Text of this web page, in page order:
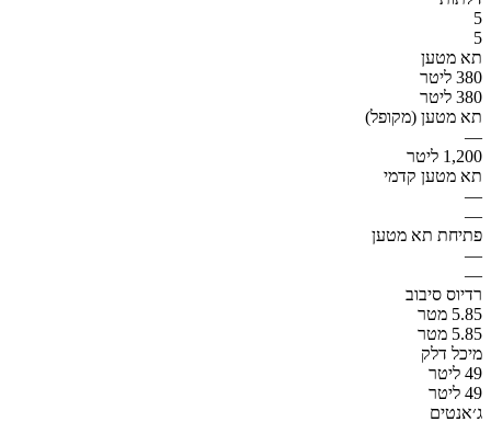
5
5
תא מטען
380 ליטר
380 ליטר
תא מטען (מקופל)
—
1,200 ליטר
תא מטען קדמי
—
—
פתיחת תא מטען
—
—
רדיוס סיבוב
5.85 מטר
5.85 מטר
מיכל דלק
49 ליטר
49 ליטר
ג׳אנטים